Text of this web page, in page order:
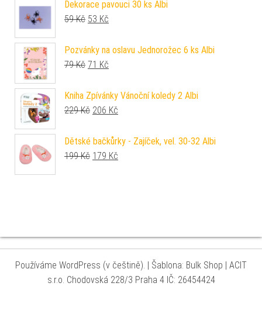
Dekorace pavouci 30 ks Albi
59Kč Původní cena byla: 59 Kč.
53 Kč
Pozvánky na oslavu Jednorožec 6 ks Albi
79Kč Původní cena byla: 79 Kč.
71 Kč
Kniha Zpívánky Vánoční koledy 2 Albi
229Kč Původní cena byla: 229 Kč.
206 Kč
Dětské bačkůrky - Zajíček, vel. 30-32 Albi
199Kč Původní cena byla: 199 Kč.
179 Kč
Používáme WordPress (v češtině). Šablona: Bulk Shop
| ACIT
s.r.o. Chodovská 228/3 Praha 4 IČ: 26454424